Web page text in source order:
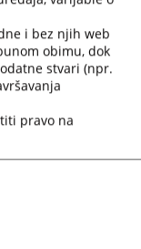
i bez njih web
obimu, dok
stvari (npr.
pravo na